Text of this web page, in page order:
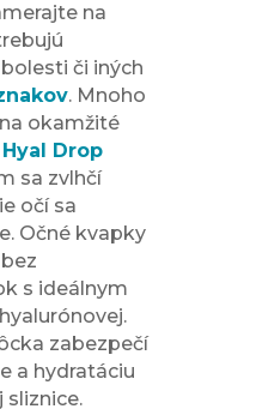
na
či iných
. Mnoho
okamžité
Hyal Drop
sa zvlhčí
očí sa
Očné kvapky
s ideálnym
zabezpečí
a hydratáciu
sliznice.